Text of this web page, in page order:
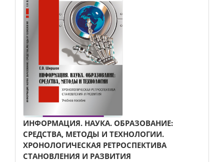
ИНФОРМАЦИЯ. НАУКА. ОБРАЗОВАНИЕ:
СРЕДСТВА, МЕТОДЫ И ТЕХНОЛОГИИ.
ХРОНОЛОГИЧЕСКАЯ РЕТРОСПЕКТИВА
СТАНОВЛЕНИЯ И РАЗВИТИЯ